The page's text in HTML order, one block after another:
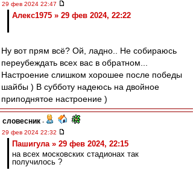
29 фев 2024 22:47
Алекс1975 » 29 фев 2024, 22:22
Ну вот прям всё? Ой, ладно.. Не собираюсь
переубеждать всех вас в обратном...
Настроение слишком хорошее после победы
шайбы ) В субботу надеюсь на двойное
приподнятое настроение )
словесник -
29 фев 2024 22:32
Пашигула » 29 фев 2024, 22:15
на всех московских стадионах так
получилось ?